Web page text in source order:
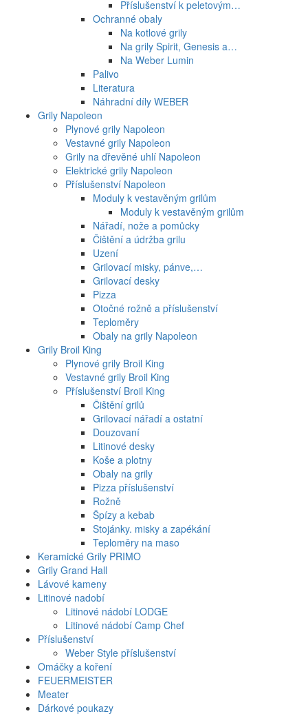
Příslušenství k peletovým…
Ochranné obaly
Na kotlové grily
Na grily Spirit, Genesis a…
Na Weber Lumin
Palivo
Literatura
Náhradní díly WEBER
Grily Napoleon
Plynové grily Napoleon
Vestavné grily Napoleon
Grily na dřevěné uhlí Napoleon
Elektrické grily Napoleon
Příslušenství Napoleon
Moduly k vestavěným grilům
Moduly k vestavěným grilům
Nářadí, nože a pomůcky
Čištění a údržba grilu
Uzení
Grilovací misky, pánve,…
Grilovací desky
Pizza
Otočné rožně a příslušenství
Teploměry
Obaly na grily Napoleon
Grily Broil King
Plynové grily Broil King
Vestavné grily Broil King
Příslušenství Broil King
Čištění grilů
Grilovací nářadí a ostatní
Douzovaní
Litinové desky
Koše a plotny
Obaly na grily
Pizza příslušenství
Rožně
Špízy a kebab
Stojánky. misky a zapékání
Teploměry na maso
Keramické Grily PRIMO
Grily Grand Hall
Lávové kameny
Litinové nadobí
Litinové nádobí LODGE
Litinové nádobí Camp Chef
Příslušenství
Weber Style příslušenství
Omáčky a koření
FEUERMEISTER
Meater
Dárkové poukazy